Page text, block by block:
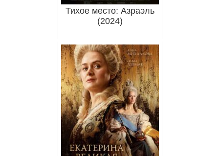
Тихое место: Азраэль
(2024)